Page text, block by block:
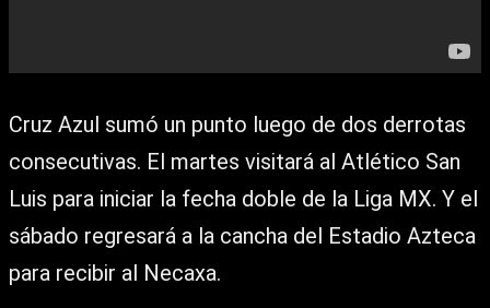
Cruz Azul sumó un punto luego de dos derrotas
consecutivas. El martes visitará al Atlético San
Luis para iniciar la fecha doble de la Liga MX. Y el
sábado regresará a la cancha del Estadio Azteca
para recibir al Necaxa.